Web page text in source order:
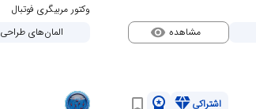
مشاهده visibility
وکتور مربیگری فوتبال
المان‌های طراحی
اشتراکیdiamond
workspace_premium
bookmark_border